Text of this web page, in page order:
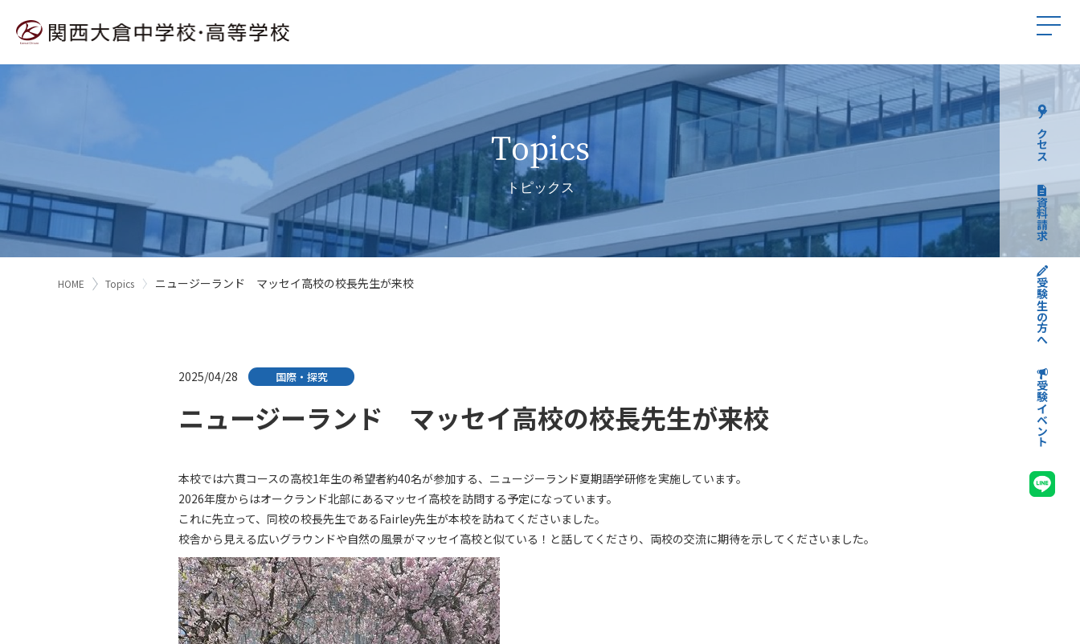
アクセス
資料請求
受験生の方へ
受験イベント
Topics
トピックス
HOME Topics ニュージーランド マッセイ高校の校長先生が来校
2025/04/28 国際・探究
ニュージーランド マッセイ高校の校長先生が来校
本校では六貫コースの高校1年生の希望者約40名が参加する、ニュージーランド夏期語学研修を実施しています。
2026年度からはオークランド北部にあるマッセイ高校を訪問する予定になっています。
これに先立って、同校の校長先生であるFairley先生が本校を訪ねてくださいました。
校舎から見える広いグラウンドや自然の風景がマッセイ高校と似ている！と話してくださり、両校の交流に期待を示してくださいました。